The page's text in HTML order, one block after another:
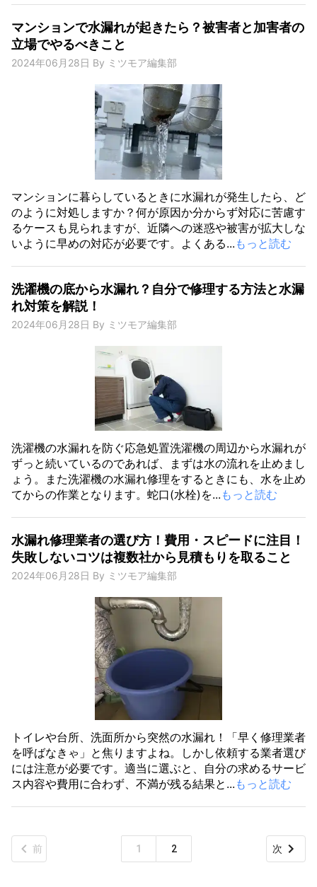
マンションで水漏れが起きたら？被害者と加害者の
立場でやるべきこと
2024年06月28日 By ミツモア編集部
マンションに暮らしているときに水漏れが発生したら、ど
のように対処しますか？何が原因か分からず対応に苦慮す
るケースも見られますが、近隣への迷惑や被害が拡大しな
いように早めの対応が必要です。よくある... もっと読む
洗濯機の底から水漏れ？自分で修理する方法と水漏
れ対策を解説！
2024年06月28日 By ミツモア編集部
洗濯機の水漏れを防ぐ応急処置洗濯機の周辺から水漏れが
ずっと続いているのであれば、まずは水の流れを止めまし
ょう。また洗濯機の水漏れ修理をするときにも、水を止め
てからの作業となります。蛇口(水栓)を... もっと読む
水漏れ修理業者の選び方！費用・スピードに注目！
失敗しないコツは複数社から見積もりを取ること
2024年06月28日 By ミツモア編集部
トイレや台所、洗面所から突然の水漏れ！「早く修理業者
を呼ばなきゃ」と焦りますよね。しかし依頼する業者選び
には注意が必要です。適当に選ぶと、自分の求めるサービ
ス内容や費用に合わず、不満が残る結果と... もっと読む
前 1 2 次